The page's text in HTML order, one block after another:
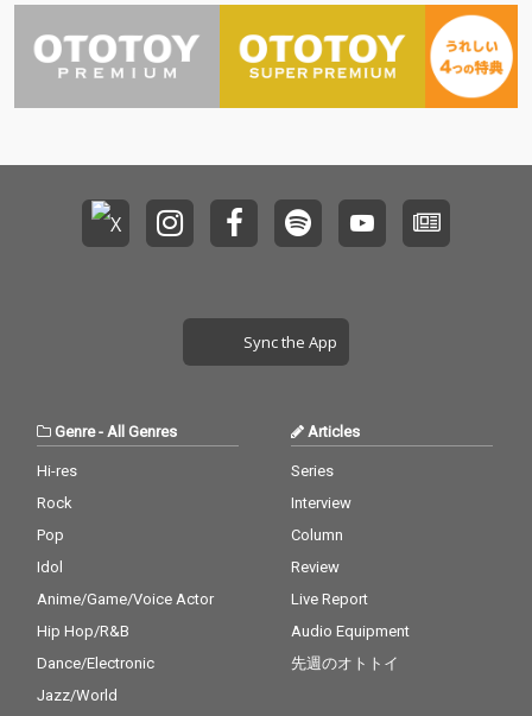
ガイスト（時代精神）
の中心からのタイムリ
ーなトランスミッショ
ポツンといる「私」、
がらの恍惚と平和のこ
の場所で、海の向こう
鳴り続けています。
グローバル・ツァイト
ガイスト（時代精神）
の中心からのタイムリ
ーなトランスミッショ
ポツンといる「私」、
がらの恍惚と平和のこ
の場所で、海の向こう
鳴り続けています。
「ビートを鳴らせ、爆
Sync the App
Genre- All Genres
Hi-res
Rock
Pop
Idol
Anime/Game/Voice Actor
Hip Hop/R&B
Dance/Electronic
Jazz/World
Articles
Series
Interview
Column
Review
Live Report
Audio Equipment
先週のオトトイ